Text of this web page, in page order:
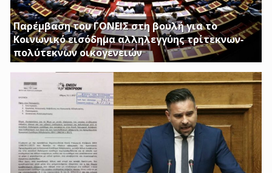
Παρέμβαση του ΓΟΝΕΙΣ στη βουλή για το
Κοινωνικό εισόδημα αλληλεγγύης τρίτεκνων-
πολύτεκνων οικογενειών
Απαιτούμε να εξαιρεθούν τα επιδόματα Στήριξης
Τέκνων, καθώς και το Ειδικό Επίδομα Στήριξης σε
Τρίτεκνες – Πολύτεκνες οικογένειες από τα εισοδηματικά
κριτήρια όπως αυτά καθορίζονται με το υπ’ αριθμ. 128/24-
1-2017 ΦΕΚ